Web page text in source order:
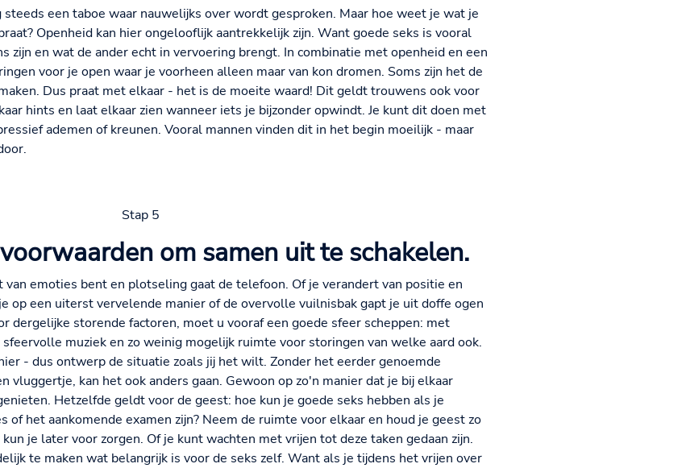
een taboe waar nauwelijks over wordt gesproken. Maar hoe weet je wat je
Openheid kan hier ongelooflijk aantrekkelijk zijn. Want goede seks is vooral
zijn en wat de ander echt in vervoering brengt. In combinatie met openheid en een
voor je open waar je voorheen alleen maar van kon dromen. Soms zijn het de
Dus praat met elkaar - het is de moeite waard! Dit geldt trouwens ook voor
hints en laat elkaar zien wanneer iets je bijzonder opwindt. Je kunt dit doen met
ademen of kreunen. Vooral mannen vinden dit in het begin moeilijk - maar
Stap 5
om samen uit te schakelen.
emoties bent en plotseling gaat de telefoon. Of je verandert van positie en
op een uiterst vervelende manier of de overvolle vuilnisbak gapt je uit doffe ogen
dergelijke storende factoren, moet u vooraf een goede sfeer scheppen: met
sfeervolle muziek en zo weinig mogelijk ruimte voor storingen van welke aard ook.
- dus ontwerp de situatie zoals jij het wilt. Zonder het eerder genoemde
vluggertje, kan het ook anders gaan. Gewoon op zo'n manier dat je bij elkaar
Hetzelfde geldt voor de geest: hoe kun je goede seks hebben als je
het aankomende examen zijn? Neem de ruimte voor elkaar en houd je geest zo
je later voor zorgen. Of je kunt wachten met vrijen tot deze taken gedaan zijn.
te maken wat belangrijk is voor de seks zelf. Want als je tijdens het vrijen over